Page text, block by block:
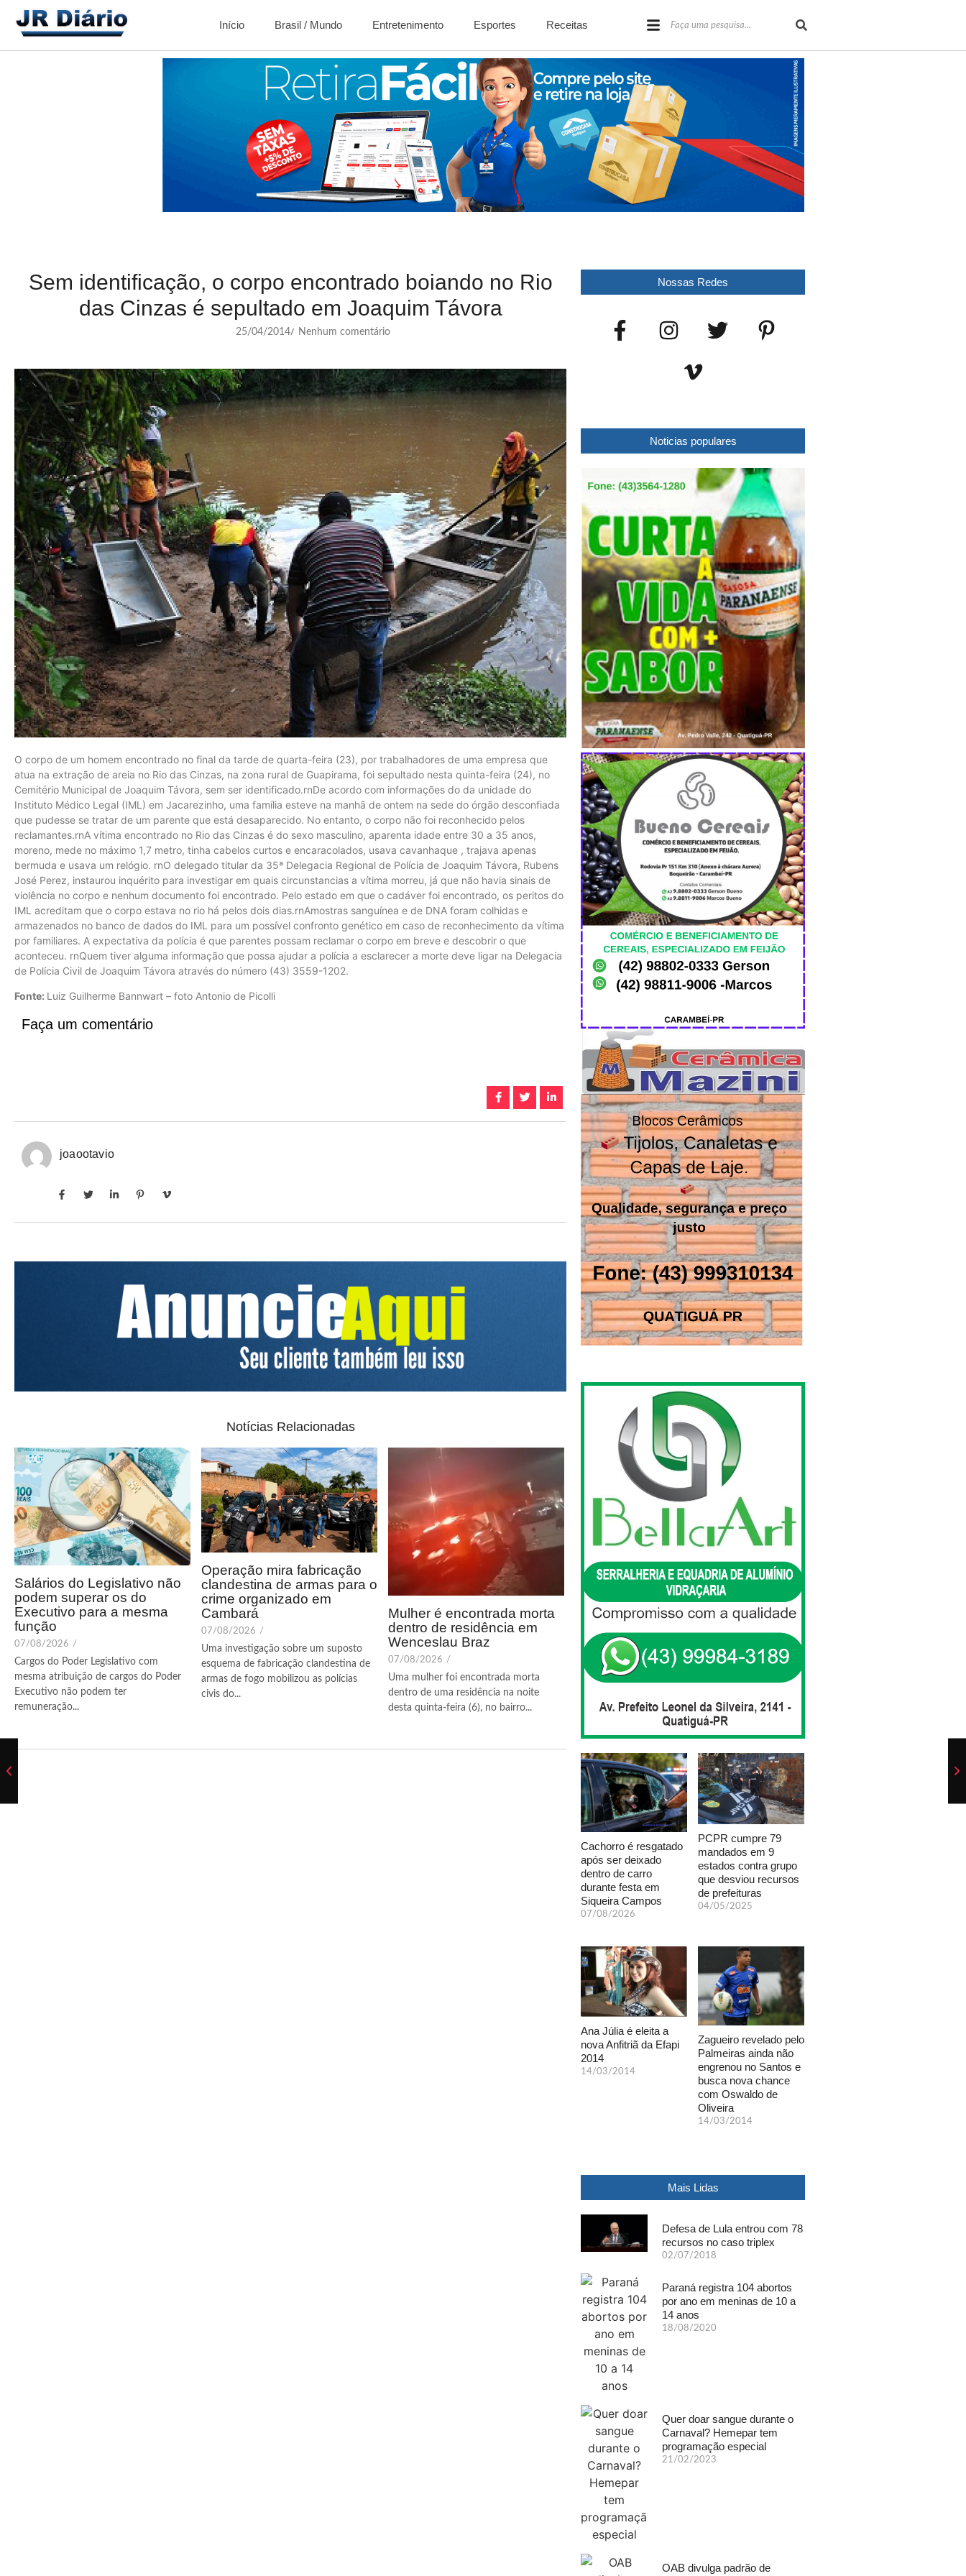
Início Brasil / Mundo Entretenimento Esportes Receitas
Sem identificação, o corpo encontrado boiando no Rio
das Cinzas é sepultado em Joaquim Távora
25/04/2014/ Nenhum comentário
O corpo de um homem encontrado no final da tarde de quarta-feira (23), por trabalhadores de uma empresa que
atua na extração de areia no Rio das Cinzas, na zona rural de Guapirama, foi sepultado nesta quinta-feira (24), no
Cemitério Municipal de Joaquim Távora, sem ser identificado.rnDe acordo com informações do da unidade do
Instituto Médico Legal (IML) em Jacarezinho, uma família esteve na manhã de ontem na sede do órgão desconfiada
que pudesse se tratar de um parente que está desaparecido. No entanto, o corpo não foi reconhecido pelos
reclamantes.rnA vítima encontrado no Rio das Cinzas é do sexo masculino, aparenta idade entre 30 a 35 anos,
moreno, mede no máximo 1,7 metro, tinha cabelos curtos e encaracolados, usava cavanhaque , trajava apenas
bermuda e usava um relógio. rnO delegado titular da 35ª Delegacia Regional de Polícia de Joaquim Távora, Rubens
José Perez, instaurou inquérito para investigar em quais circunstancias a vítima morreu, já que não havia sinais de
violência no corpo e nenhum documento foi encontrado. Pelo estado em que o cadáver foi encontrado, os peritos do
IML acreditam que o corpo estava no rio há pelos dois dias.rnAmostras sanguínea e de DNA foram colhidas e
armazenados no banco de dados do IML para um possível confronto genético em caso de reconhecimento da vítima
por familiares. A expectativa da polícia é que parentes possam reclamar o corpo em breve e descobrir o que
aconteceu. rnQuem tiver alguma informação que possa ajudar a polícia a esclarecer a morte deve ligar na Delegacia
de Polícia Civil de Joaquim Távora através do número (43) 3559-1202.
Fonte: Luiz Guilherme Bannwart – foto Antonio de Picolli
Faça um comentário
joaootavio
Notícias Relacionadas
Salários do Legislativo não
podem superar os do
Executivo para a mesma
função
07/08/2026 /
Cargos do Poder Legislativo com
mesma atribuição de cargos do Poder
Executivo não podem ter
remuneração...
Operação mira fabricação
clandestina de armas para o
crime organizado em
Cambará
07/08/2026 /
Uma investigação sobre um suposto
esquema de fabricação clandestina de
armas de fogo mobilizou as polícias
civis do...
Mulher é encontrada morta
dentro de residência em
Wenceslau Braz
07/08/2026 /
Uma mulher foi encontrada morta
dentro de uma residência na noite
desta quinta-feira (6), no bairro...
Nossas Redes
Noticias populares
Cachorro é resgatado
após ser deixado
dentro de carro
durante festa em
Siqueira Campos
07/08/2026
PCPR cumpre 79
mandados em 9
estados contra grupo
que desviou recursos
de prefeituras
04/05/2025
Ana Júlia é eleita a
nova Anfitriã da Efapi
2014
14/03/2014
Zagueiro revelado pelo
Palmeiras ainda não
engrenou no Santos e
busca nova chance
com Oswaldo de
Oliveira
14/03/2014
Mais Lidas
Defesa de Lula entrou com 78
recursos no caso triplex
02/07/2018
Paraná registra 104 abortos
por ano em meninas de 10 a
14 anos
18/08/2020
Quer doar sangue durante o
Carnaval? Hemepar tem
programação especial
21/02/2023
OAB divulga padrão de